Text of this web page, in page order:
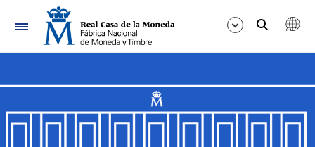
Navigation